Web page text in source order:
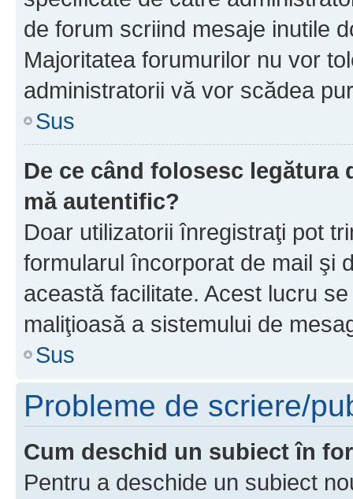
de forum scriind mesaje inutile
Majoritatea forumurilor nu vor
administratorii vă vor scădea
Sus
De ce când folosesc
mă autentific?
Doar utilizatorii înregistraţi pot
formularul încorporat de mail şi
această facilitate. Acest lucru
maliţioasă a sistemului de
Sus
Probleme de scriere/
Cum deschid un subiect în
Pentru a deschide un subiect